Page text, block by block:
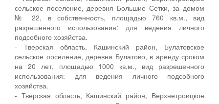
сельское поселение, деревня Большие Сетки, за домом
№ 22, в собственность, площадью 760 кв.м., вид
разрешенного использования: для ведения личного
подсобного хозяйства.
- Тверская область, Кашинский район, Булатовское
сельское поселение, деревня Булатово, в аренду сроком
на 20 лет, площадью 1000 кв.м., вид разрешенного
использования: для ведения личного подсобного
хозяйства.
- Тверская область, Кашинский район, Верхнетроицкое